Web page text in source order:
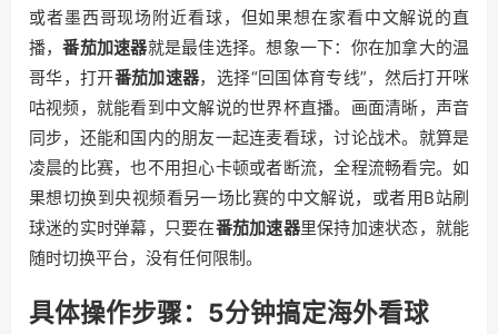
或者墨西哥现场附近看球，但如果想在家看中文解说的直
播，番茄加速器就是最佳选择。想象一下：你在加拿大的温
哥华，打开番茄加速器，选择“回国体育专线”，然后打开咪
咕视频，就能看到中文解说的世界杯直播。画面清晰，声音
同步，还能和国内的朋友一起连麦看球，讨论战术。就算是
凌晨的比赛，也不用担心卡顿或者断流，全程流畅看完。如
果想切换到央视频看另一场比赛的中文解说，或者用B站刷
球迷的实时弹幕，只要在番茄加速器里保持加速状态，就能
随时切换平台，没有任何限制。
具体操作步骤：5分钟搞定海外看球